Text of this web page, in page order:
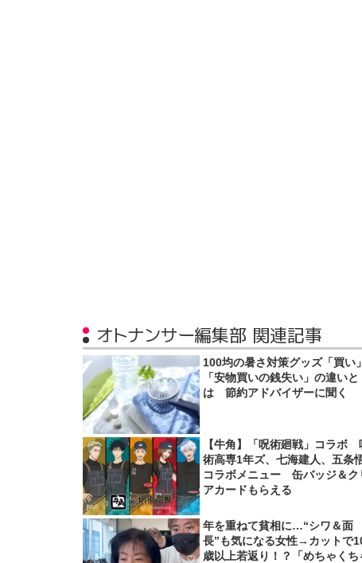
オトナンサー編集部 関連記事
100均の暑さ対策グッズ「買い」
「安物買いの銭失い」の違いと
は 節約アドバイザーに聞く
【牛角】「呪術廻戦」コラボ
術高専1年ズ、七海建人、五条
コラボメニュー 缶バッジ＆ク
アカードもらえる
年を重ねて貧相に…“シワ＆面
長”も気になる女性→カットで
歳以上若返り！？「めちゃくち